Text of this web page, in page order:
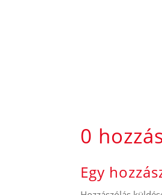
0
Egy